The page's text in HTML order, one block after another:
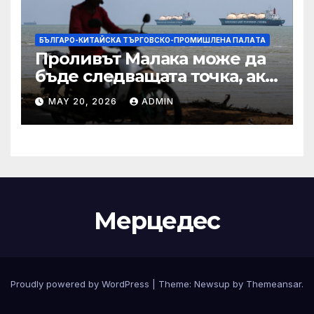
БЪЛГАРО-КИТАЙСКА ТЪРГОВСКО-ПРОМИШЛЕНА ПАЛAТА
Проливът Малака може да
бъде следващата точка, ако
Азия не внимава
MAY 20, 2026 ADMIN
Мерцедес
Proudly powered by WordPress Theme: Newsup by Themeansar.